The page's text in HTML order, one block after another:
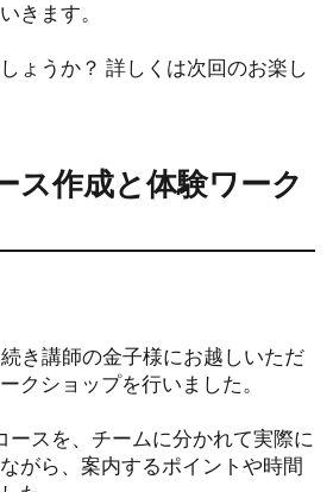
きます。
ょうか？ 詳しくは次回のお楽し
作成と体験ワーク
き講師の金子様にお越しいただ
クショップを行いました。
ースを、チームに分かれて実際に
がら、案内するポイントや時間